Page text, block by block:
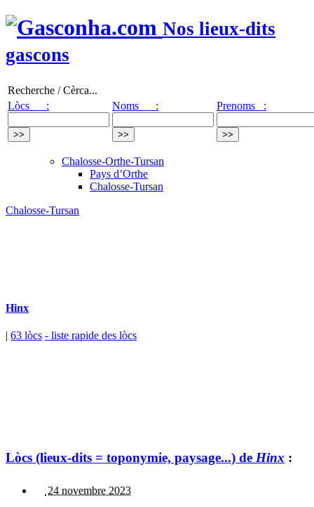
Nos lieux-dits
gascons
Recherche / Cèrca...
Lòcs :
Noms : Prenoms :
Chalosse-Orthe-Tursan
Pays d’Orthe
Chalosse-Tursan
Chalosse-Tursan
Hinx
| 63 lòcs - liste rapide des lòcs
Lòcs (lieux-dits = toponymie, paysage...) de Hinx :
24 novembre 2023